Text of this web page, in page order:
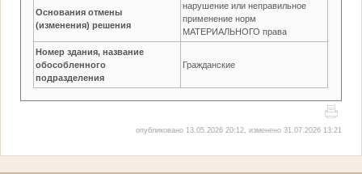
Основания отмены
(изменения) решения
нарушение или неправильное
применение норм
МАТЕРИАЛЬНОГО права
Номер здания, название
обособленного
подразделения
Гражданские
опубликовано 13.05.2026 20:12, изменено 31.07.2026 13:21